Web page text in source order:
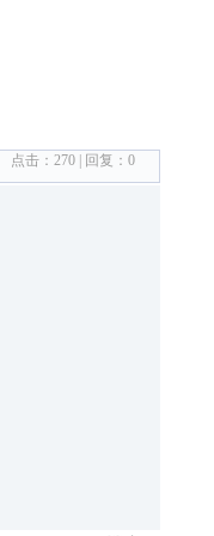
点击： 270 | 回复： 0